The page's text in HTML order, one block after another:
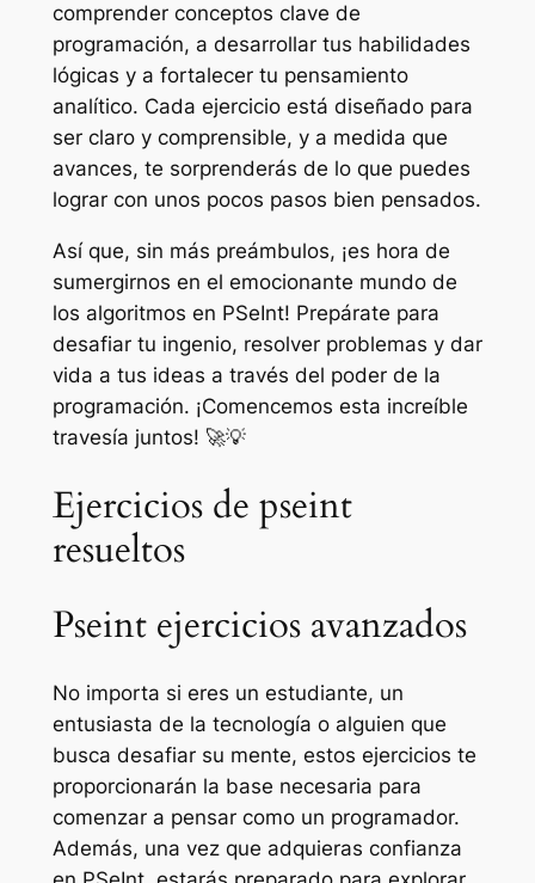
comprender conceptos clave de
programación, a desarrollar tus habilidades
lógicas y a fortalecer tu pensamiento
analítico. Cada ejercicio está diseñado para
ser claro y comprensible, y a medida que
avances, te sorprenderás de lo que puedes
lograr con unos pocos pasos bien pensados.
Así que, sin más preámbulos, ¡es hora de
sumergirnos en el emocionante mundo de
los algoritmos en PSeInt! Prepárate para
desafiar tu ingenio, resolver problemas y dar
vida a tus ideas a través del poder de la
programación. ¡Comencemos esta increíble
travesía juntos! 🚀💡
Ejercicios de pseint
resueltos
Pseint ejercicios avanzados
No importa si eres un estudiante, un
entusiasta de la tecnología o alguien que
busca desafiar su mente, estos ejercicios te
proporcionarán la base necesaria para
comenzar a pensar como un programador.
Además, una vez que adquieras confianza